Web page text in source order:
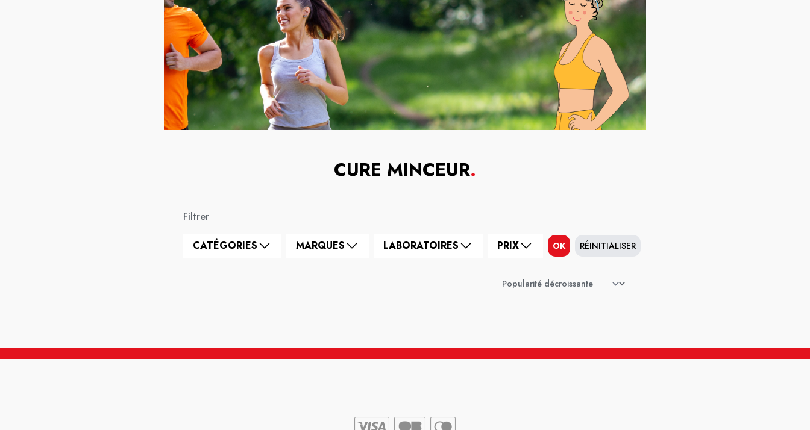
CURE MINCEUR.
Filtrer
CATÉGORIES MARQUES LABORATOIRES PRIX OK RÉINITIALISER